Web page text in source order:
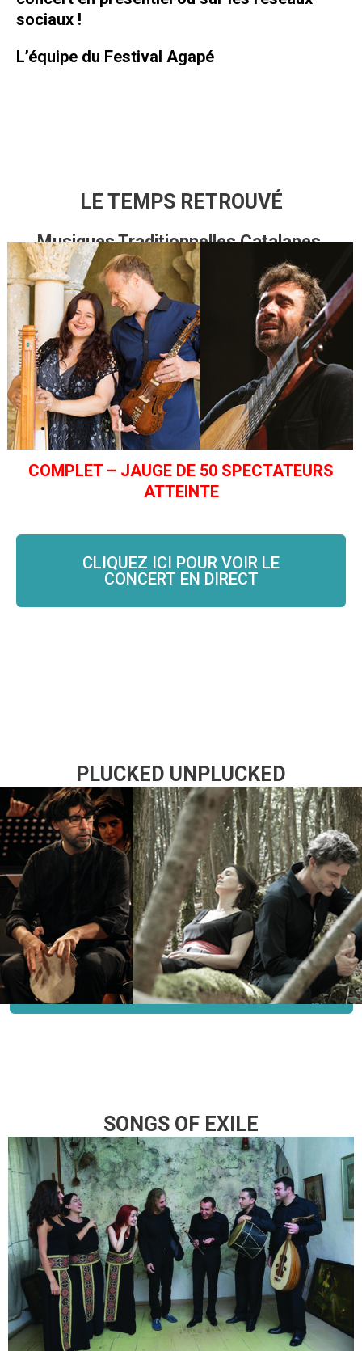
sociaux !
L’équipe du Festival Agapé
LE TEMPS RETROUVÉ
Musiques Traditionnelles Catalanes,
Norvégiennes et
Compositions Modernes
Arianna et Ferran Savall
Petter Udland Johansen
Eglise Sainte-Croix
Jeudi 13 mai – 20h30
COMPLET – JAUGE DE 50 SPECTATEURS
ATTEINTE
CLIQUEZ ICI POUR VOIR LE
CONCERT EN DIRECT
PLUCKED UN PLUCKED
Piano Jazz : Edouard Ferlet
Clavecin et Percussions (Iran) : Violaine
Cochard et Keyvan Chemirani
Eglise Sainte-Croix
Vendredi 14 mai 18h
CLIQUEZ ICI POUR EN SAVOIR PLUS
SONGS OF EXILE
Répertoire Traditionnel d’Arménie et
Compositions Modernes
The Naghash Ensemble
John Hodian, direction
Eglise Sainte-Croix
Vendredi 14 mai 21h